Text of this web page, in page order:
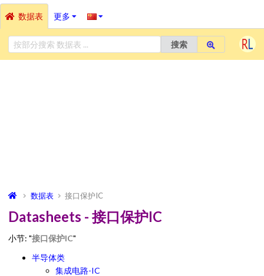
数据表 更多
搜索
数据表 接口保护IC
Datasheets - 接口保护IC
小节: "接口保护IC"
半导体类
集成电路-IC